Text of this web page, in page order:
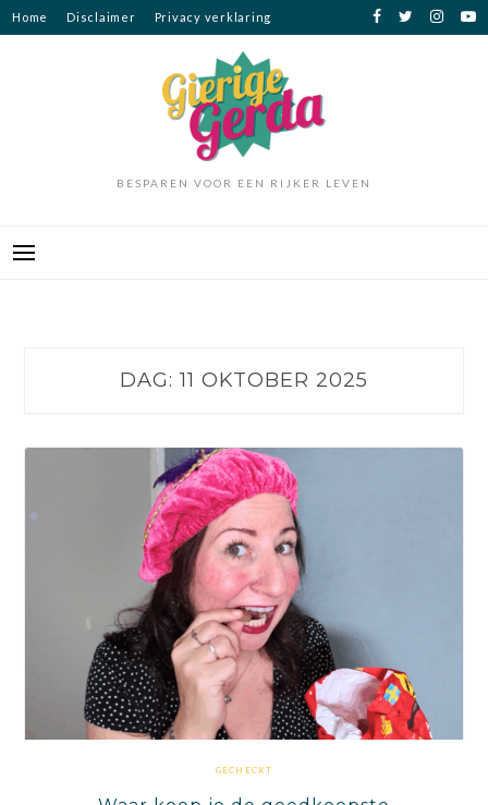
Ga
naar
Home Disclaimer Privacy verklaring
BESPAREN VOOR EEN RIJKER LEVEN
DAG:11 OKTOBER 2025
GECHECKT